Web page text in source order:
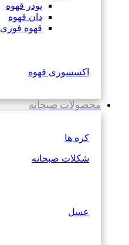
پودر قهوه
دان قهوه
قهوه فوری
اکسسوری قهوه
محصولات صبحانه
کره ها
شکلات صبحانه
عسل